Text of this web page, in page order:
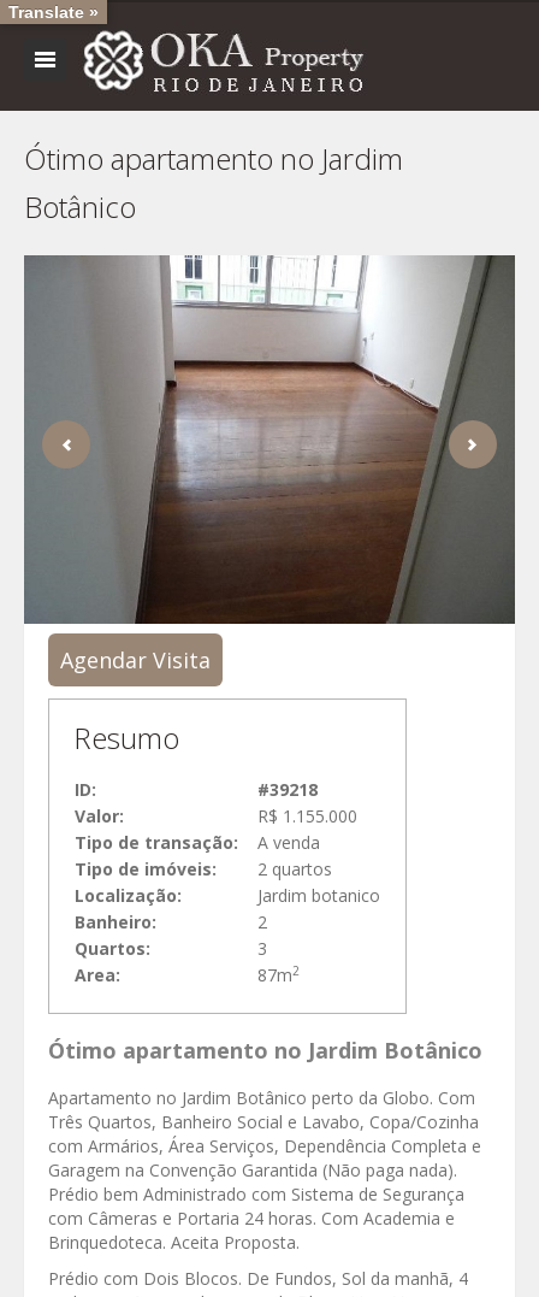
Ótimo apartamento no Jardim
Botânico
Agendar Visita
Resumo
ID:
#39218
Valor:
R$ 1.155.000
Tipo de transação:
A venda
Tipo de imóveis:
2 quartos
Localização:
Jardim botanico
Banheiro:
2
Quartos:
3
Area:
87m2
Ótimo apartamento no Jardim Botânico
Apartamento no Jardim Botânico perto da Globo. Com
Três Quartos, Banheiro Social e Lavabo, Copa/Cozinha
com Armários, Área Serviços, Dependência Completa e
Garagem na Convenção Garantida (Não paga nada).
Prédio bem Administrado com Sistema de Segurança
com Câmeras e Portaria 24 horas. Com Academia e
Brinquedoteca. Aceita Proposta.
Prédio com Dois Blocos. De Fundos, Sol da manhã, 4
Translate »